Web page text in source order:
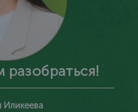
Иликеева